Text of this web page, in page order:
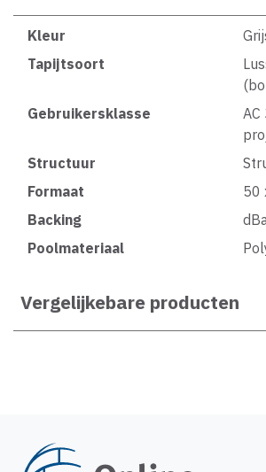
Kleur
Tapijtsoort
Gebruikersklasse
Structuur
Formaat
50
Backing
Poolmateriaal
Vergelijkebare producten